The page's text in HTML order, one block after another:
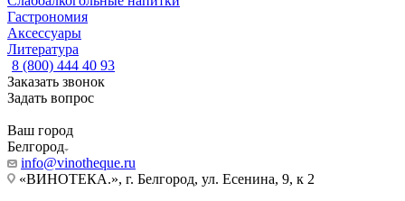
Гастрономия
Аксессуары
Литература
8 (800) 444 40 93
Заказать звонок
Задать вопрос
Ваш город
Белгород
info@vinotheque.ru
«ВИНОТЕКА.», г. Белгород, ул. Есенина, 9, к 2